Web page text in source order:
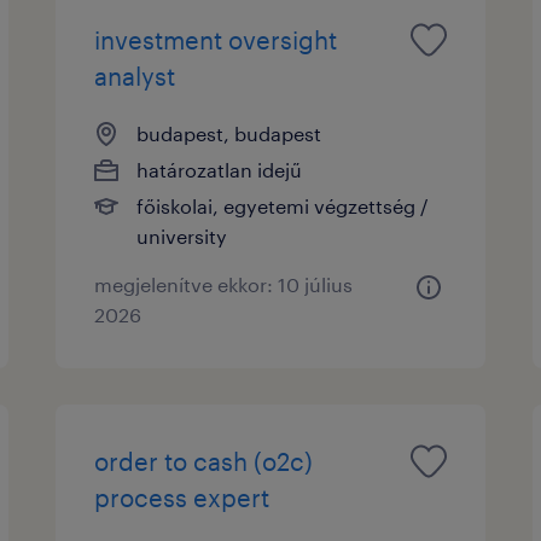
investment oversight
analyst
budapest, budapest
határozatlan idejű
főiskolai, egyetemi végzettség /
university
megjelenítve ekkor: 10 július
2026
order to cash (o2c)
process expert